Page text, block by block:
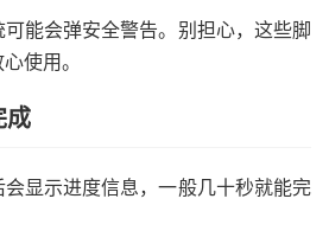
能会弹安全警告。别担心，这些脚
使用。
成
显示进度信息，一般几十秒就能完